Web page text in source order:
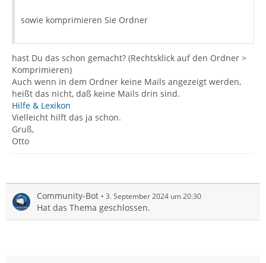
sowie komprimieren Sie Ordner
hast Du das schon gemacht? (Rechtsklick auf den Ordner >
Komprimieren)
Auch wenn in dem Ordner keine Mails angezeigt werden,
heißt das nicht, daß keine Mails drin sind.
Hilfe & Lexikon
Vielleicht hilft das ja schon.
Gruß,
Otto
Community-Bot 3. September 2024 um 20:30
Hat das Thema geschlossen.